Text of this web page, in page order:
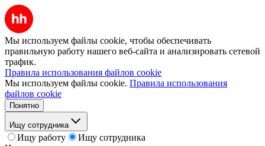
Мы используем файлы cookie, чтобы обеспечивать
правильную работу нашего веб-сайта и анализировать сетевой
трафик.
Правила использования файлов cookie
Мы используем файлы cookie. Правила использования
файлов cookie
Понятно
Ищу сотрудника
Ищу работу
Ищу сотрудника